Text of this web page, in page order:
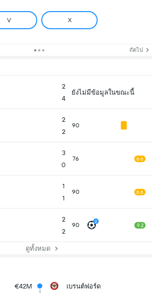
V X
ถัดไป
2
4
ยังไม่มีข้อมูลในขณะนี้
2
2
90
3
0
76 6.6
1
1
90 6.6
2
2
90 2
9.2
ดูทั้งหมด
€42M เบรนต์ฟอร์ด